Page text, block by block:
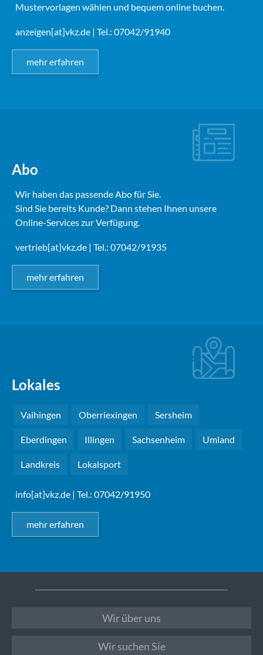
Mustervorlagen wählen und bequem online buchen.
anzeigen[at]vkz.de | Tel.: 07042/91940
mehr erfahren
Abo
Wir haben das passende Abo für Sie.
Sind Sie bereits Kunde? Dann stehen Ihnen unsere
Online-Services zur Verfügung.
vertrieb[at]vkz.de | Tel.: 07042/91935
mehr erfahren
Lokales
Vaihingen Oberriexingen Sersheim
Eberdingen Illingen Sachsenheim Umland
Landkreis Lokalsport
info[at]vkz.de | Tel.: 07042/91950
mehr erfahren
Wir über uns
Wir suchen Sie